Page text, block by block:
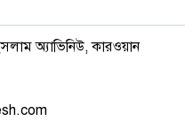
অ্যাভিনিউ, কারওয়ান